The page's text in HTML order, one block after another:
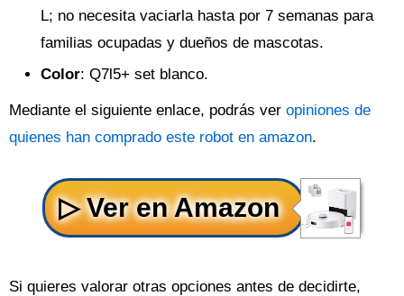
L; no necesita vaciarla hasta por 7 semanas para
familias ocupadas y dueños de mascotas.
Color: Q7l5+ set blanco.
Mediante el siguiente enlace, podrás ver opiniones de
quienes han comprado este robot en amazon.
Si quieres valorar otras opciones antes de decidirte,